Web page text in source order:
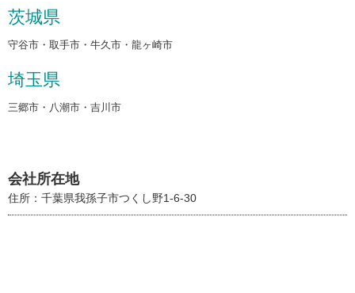
茨城県
守谷市・取手市・牛久市・龍ヶ崎市
埼玉県
三郷市・八潮市・吉川市
会社所在地
住所：千葉県我孫子市つくし野1-6-30